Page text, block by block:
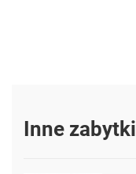
Inne zabytki